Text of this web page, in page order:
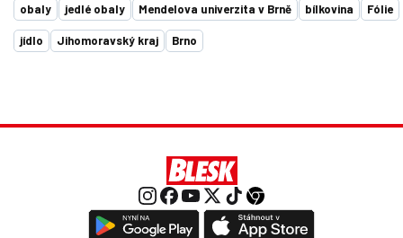
obaly jedlé obaly Mendelova univerzita v Brně bílkovina Fólie
jídlo Jihomoravský kraj Brno